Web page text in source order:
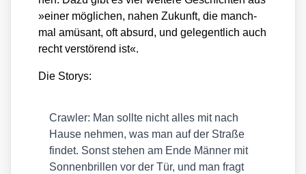
»einer mög­li­chen, nahen Zukunft, die manch­
mal amü­sant, oft absurd, und gele­gent­lich auch
recht ver­stö­rend ist«.
Die Sto­rys:
Craw­ler: Man soll­te nicht alles mit nach
Hau­se neh­men, was man auf der Stra­ße
fin­det. Sonst ste­hen am Ende Män­ner mit
Son­nen­bril­len vor der Tür, und man fragt